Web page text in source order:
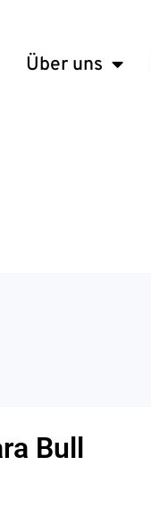
Über uns
Bull